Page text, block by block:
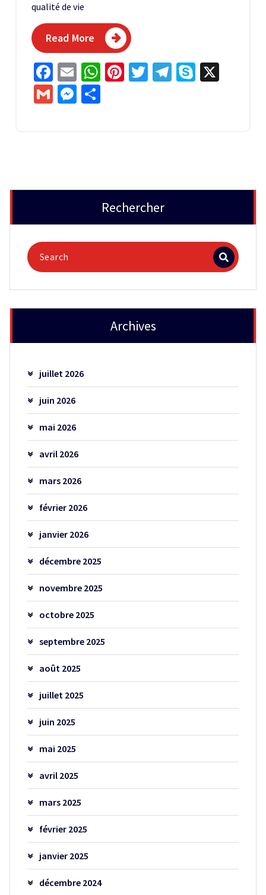
qualité de vie
Read More
Facebook
EmailWhatsApp
Pinterest
Twitter
Telegram
Skype
GmailMessenger
Rechercher
Archives
juillet 2026
juin 2026
mai 2026
avril 2026
mars 2026
février 2026
janvier 2026
décembre 2025
novembre 2025
octobre 2025
septembre 2025
août 2025
juillet 2025
juin 2025
mai 2025
avril 2025
mars 2025
février 2025
janvier 2025
décembre 2024